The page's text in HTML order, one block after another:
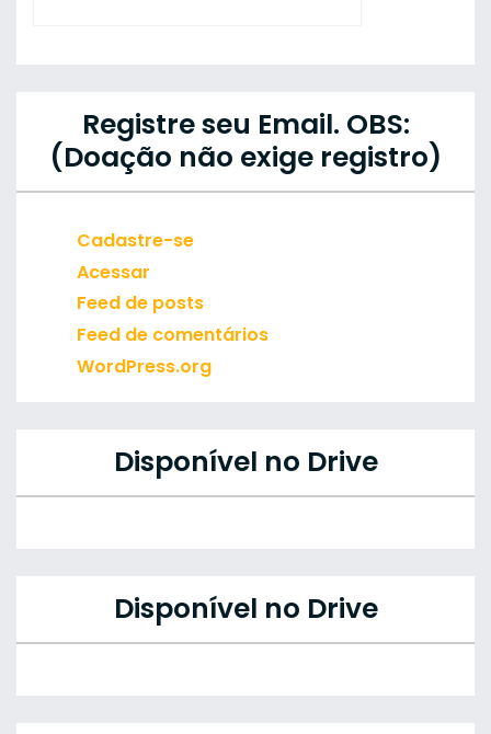
Registre seu Email. OBS:
(Doação não exige registro)
Cadastre-se
Acessar
Feed de posts
Feed de comentários
WordPress.org
Disponível no Drive
Disponível no Drive